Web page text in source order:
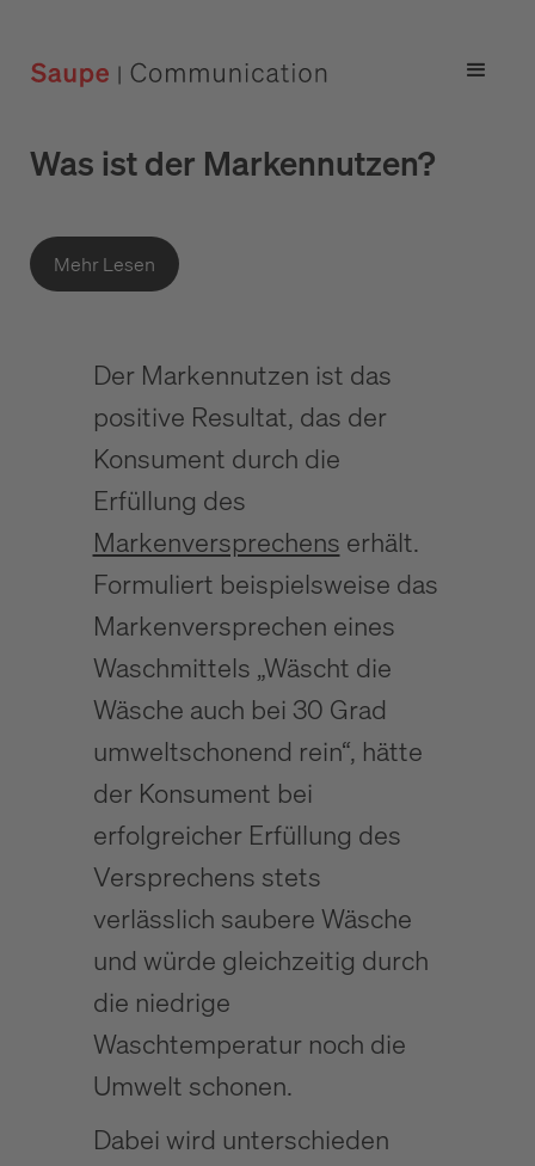
Was ist der Markennutzen?
Mehr Lesen
Der Markennutzen ist das
positive Resultat, das der
Konsument durch die
Erfüllung des
Markenversprechens erhält.
Formuliert beispielsweise das
Markenversprechen eines
Waschmittels „Wäscht die
Wäsche auch bei 30 Grad
umweltschonend rein“, hätte
der Konsument bei
erfolgreicher Erfüllung des
Versprechens stets
verlässlich saubere Wäsche
und würde gleichzeitig durch
die niedrige
Waschtemperatur noch die
Umwelt schonen.
Dabei wird unterschieden